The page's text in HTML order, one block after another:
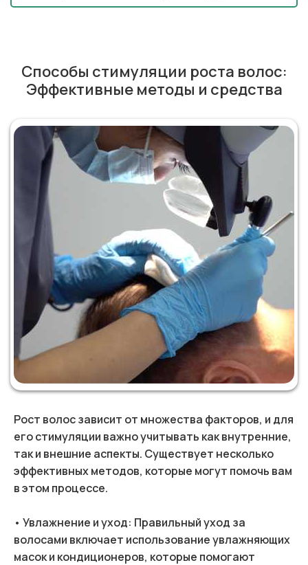
Способы стимуляции роста волос:
Эффективные методы и средства
Рост волос зависит от множества факторов, и для
его стимуляции важно учитывать как внутренние,
так и внешние аспекты. Существует несколько
эффективных методов, которые могут помочь вам
в этом процессе.
• Увлажнение и уход: Правильный уход за
волосами включает использование увлажняющих
масок и кондиционеров, которые помогают